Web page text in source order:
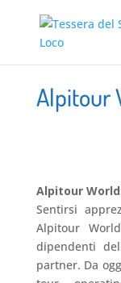
Alpitour
Alpitour
Sentirsi
Alpitour
dipendenti
partner. Da